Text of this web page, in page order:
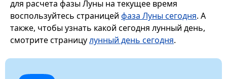
для расчета фазы Луны на текущее время
воспользуйтесь страницей фаза Луны сегодня. А
также, чтобы узнать какой сегодня лунный день,
смотрите страницулунный день сегодня.